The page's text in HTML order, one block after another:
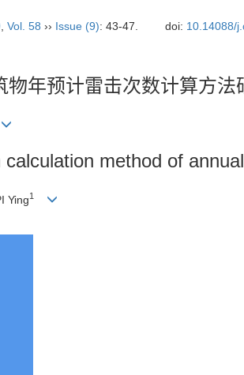
Vol. 58 ›› Issue (9): 43-47. doi: 10.14088/
物年预计雷击次数计算方法
calculation method of
Ying1